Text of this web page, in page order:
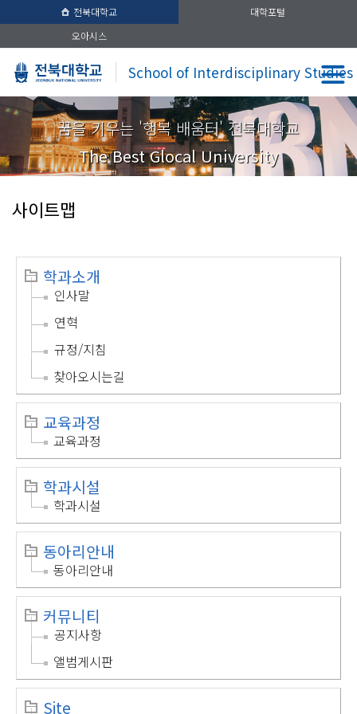
전북대학교
대학포털
오아시스
School of Interdisciplinary Studies
꿈을 키우는 '행복 배움터' 전북대학교
The Best Glocal University
사이트맵
학과소개
인사말
연혁
규정/지침
찾아오시는길
교육과정
교육과정
학과시설
학과시설
동아리안내
동아리안내
커뮤니티
공지사항
앨범게시판
Site